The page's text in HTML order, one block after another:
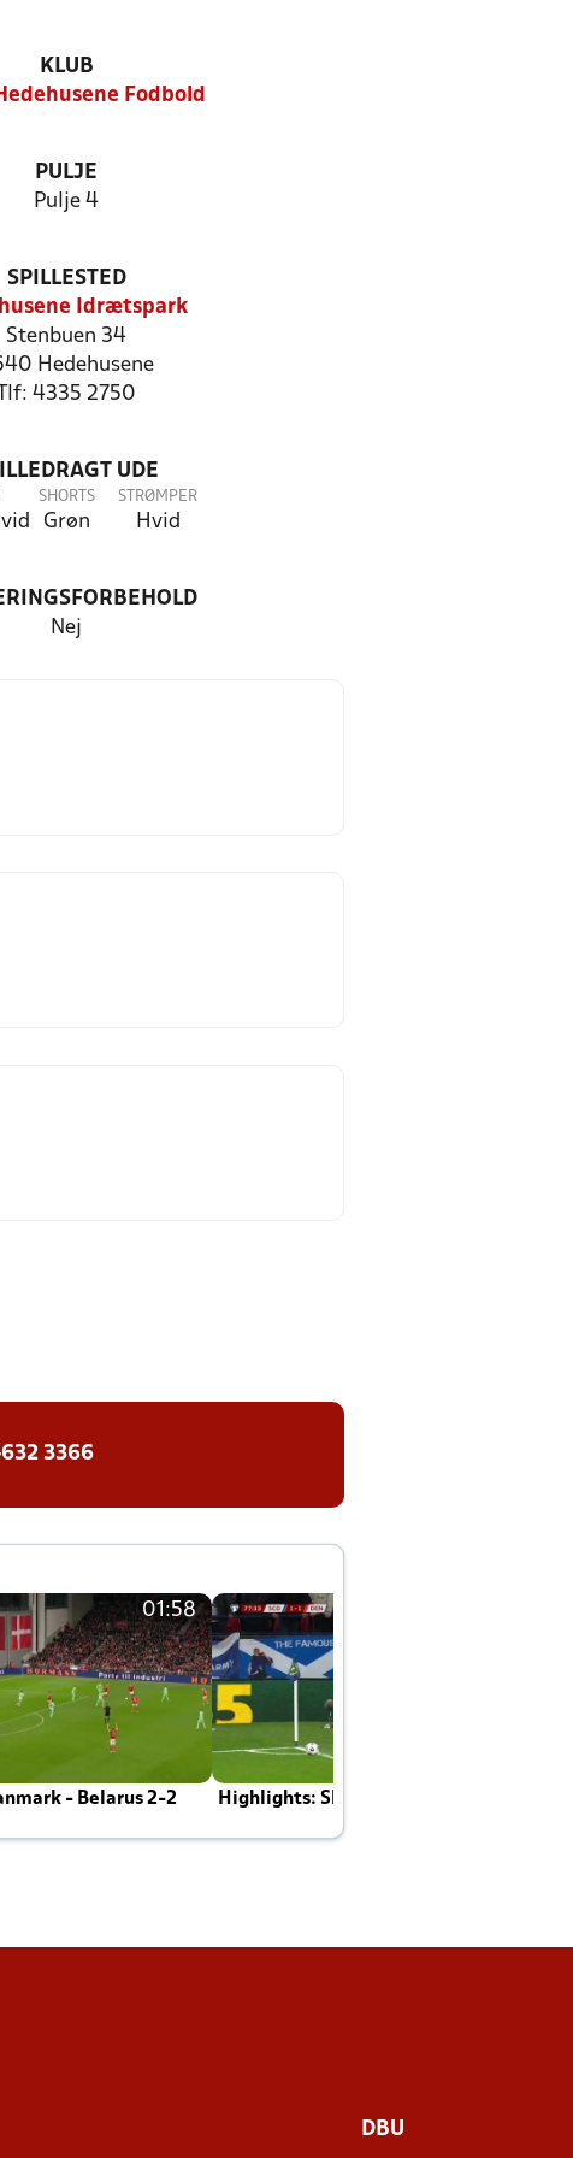
KLUB
Fodbold
PULJE
Pulje 4
SPILLESTED
Idrætspark
Stenbuen 34
Hedehusene
Tlf: 4335 2750
UDE
SHORTS
Grøn
STRØMPER
Hvid
Nej
3366
01:58
- Belarus 2-2 Highlights: Skotland - Danmark 4-2
DBU